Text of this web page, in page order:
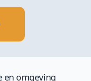
en omgeving